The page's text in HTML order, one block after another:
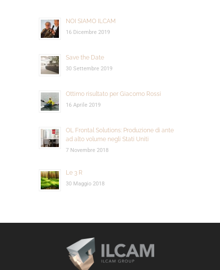
NOI SIAMO ILCAM
16 Dicembre 2019
Save the Date
30 Settembre 2019
Ottimo risultato per Giacomo Rossi
16 Aprile 2019
OL Frontal Solutions: Produzione di ante
ad alto volume negli Stati Uniti
7 Novembre 2018
Le 3 R
30 Maggio 2018